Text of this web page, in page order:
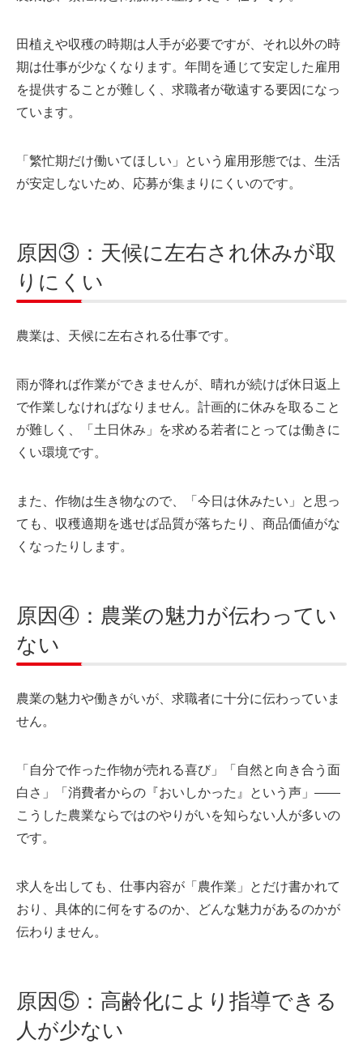
田植えや収穫の時期は人手が必要ですが、それ以外の時
期は仕事が少なくなります。年間を通じて安定した雇用
を提供することが難しく、求職者が敬遠する要因になっ
ています。
「繁忙期だけ働いてほしい」という雇用形態では、生活
が安定しないため、応募が集まりにくいのです。
原因③：天候に左右され休みが取
りにくい
農業は、天候に左右される仕事です。
雨が降れば作業ができませんが、晴れが続けば休日返上
で作業しなければなりません。計画的に休みを取ること
が難しく、「土日休み」を求める若者にとっては働きに
くい環境です。
また、作物は生き物なので、「今日は休みたい」と思っ
ても、収穫適期を逃せば品質が落ちたり、商品価値がな
くなったりします。
原因④：農業の魅力が伝わってい
ない
農業の魅力や働きがいが、求職者に十分に伝わっていま
せん。
「自分で作った作物が売れる喜び」「自然と向き合う面
白さ」「消費者からの『おいしかった』という声」――
こうした農業ならではのやりがいを知らない人が多いの
です。
求人を出しても、仕事内容が「農作業」とだけ書かれて
おり、具体的に何をするのか、どんな魅力があるのかが
伝わりません。
原因⑤：高齢化により指導できる
人が少ない